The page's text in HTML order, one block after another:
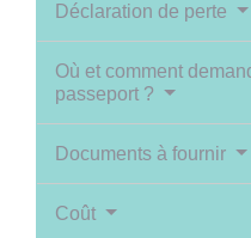
Déclaration de perte
Où et comment
passeport ?
Documents à fournir
Coût